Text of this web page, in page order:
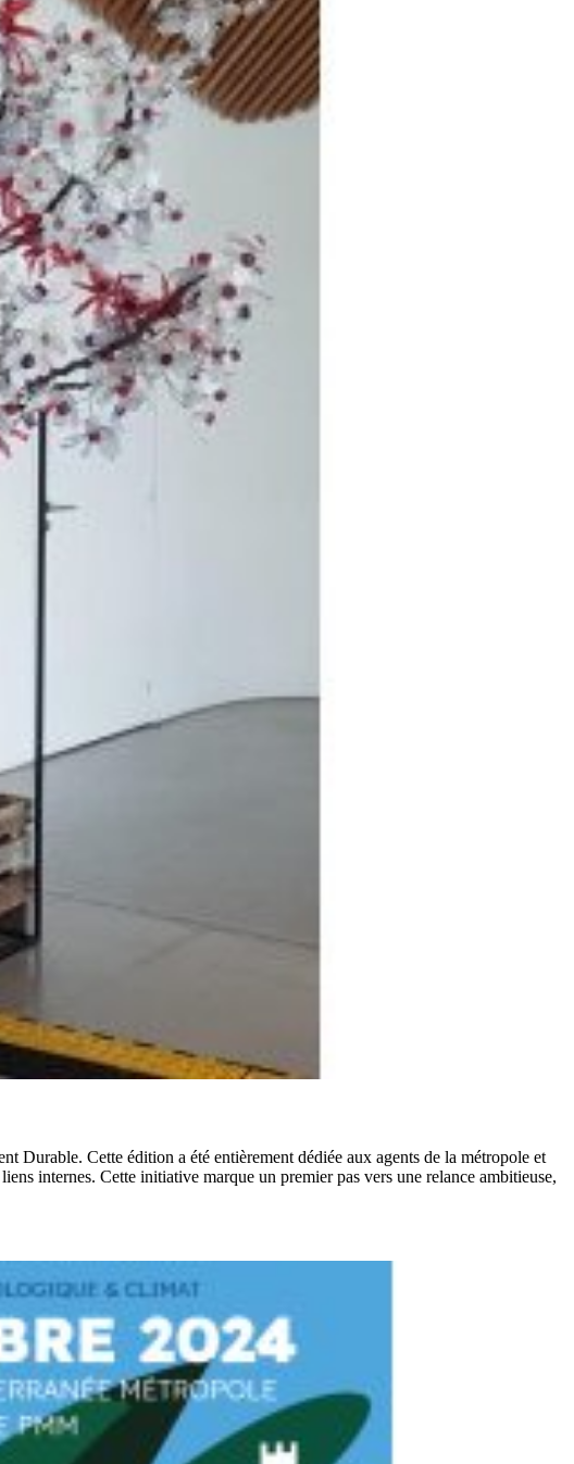
Durable. Cette édition a été entièrement dédiée aux agents de la métropole et
internes. Cette initiative marque un premier pas vers une relance ambitieuse,